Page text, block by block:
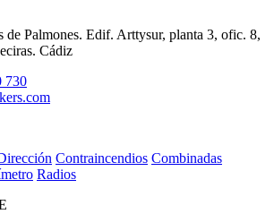
de Palmones. Edif. Arttysur, planta 3, ofic. 8,
Cádiz
730
Contraincendios Combinadas
Radios